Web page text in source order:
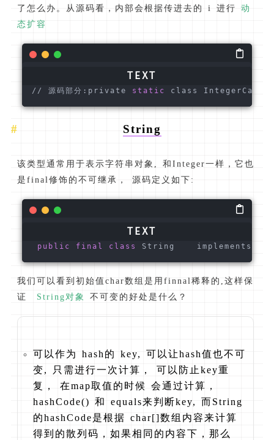
了怎么办。从源码看，内部会根据传进去的 i 进行 动
态扩容
// 源码部分:private static class IntegerCache
String
该类型通常用于表示字符串对象, 和Integer一样，它也
是final修饰的不可继承， 源码定义如下:
public final class String    implements
我们可以看到初始值char数组是用finnal稀释的,这样保
证 String对象 不可变的好处是什么？
可以作为 hash的 key, 可以让hash值也不可
变, 只需进行一次计算， 可以防止key重
复， 在map取值的时候 会通过计算，
hashCode() 和 equals来判断key, 而String
的hashCode是根据 char[]数组内容来计算
得到的散列码，如果相同的内容下，那么